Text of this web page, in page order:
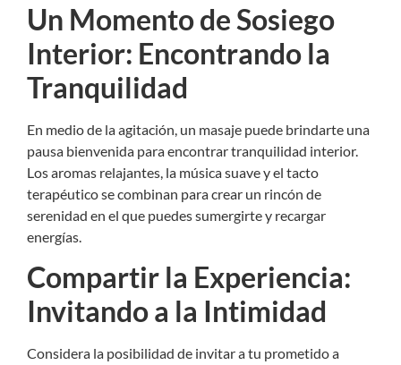
Un Momento de Sosiego
Interior: Encontrando la
Tranquilidad
En medio de la agitación, un masaje puede brindarte una
pausa bienvenida para encontrar tranquilidad interior.
Los aromas relajantes, la música suave y el tacto
terapéutico se combinan para crear un rincón de
serenidad en el que puedes sumergirte y recargar
energías.
Compartir la Experiencia:
Invitando a la Intimidad
Considera la posibilidad de invitar a tu prometido a